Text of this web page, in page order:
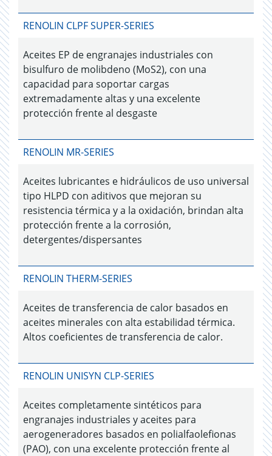
RENOLIN CLPF SUPER-SERIES
Aceites EP de engranajes industriales con
bisulfuro de molibdeno (MoS2), con una
capacidad para soportar cargas
extremadamente altas y una excelente
protección frente al desgaste
RENOLIN MR-SERIES
Aceites lubricantes e hidráulicos de uso universal
tipo HLPD con aditivos que mejoran su
resistencia térmica y a la oxidación, brindan alta
protección frente a la corrosión,
detergentes/dispersantes
RENOLIN THERM-SERIES
Aceites de transferencia de calor basados en
aceites minerales con alta estabilidad térmica.
Altos coeficientes de transferencia de calor.
RENOLIN UNISYN CLP-SERIES
Aceites completamente sintéticos para
engranajes industriales y aceites para
aerogeneradores basados en polialfaolefionas
(PAO), con una excelente protección frente al